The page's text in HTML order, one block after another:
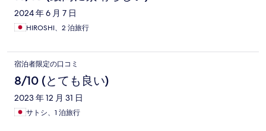
2024 年 6 月 7 日
HIROSHI、2 泊旅行
宿泊者限定の口コミ
8/10 (とても良い)
2023 年 12 月 31 日
サトシ、1 泊旅行